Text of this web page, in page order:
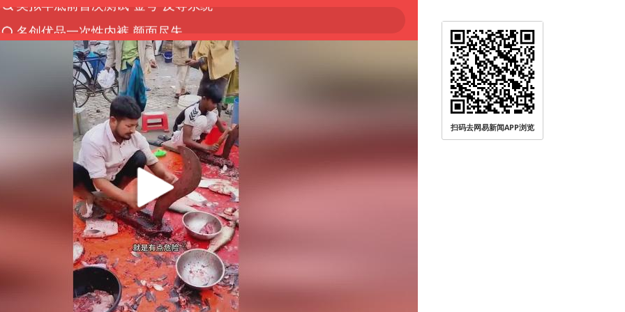
香港宏福苑火灾或由烟头引起
伊斯兰版北约来了吗
中国父女泰国骑摩托车坠崖1死1伤
网约车司机充电时猝死保险拒赔
浙江台州《告全体市民书》
四川宜宾3.4级地震
上半年国内居民出游人次34.63亿
演员田曦薇疑遭代拍围堵辱骂
陕西柞水泥石流已致2死 仍有1人失联
店主称换“青海拉面”招牌后生意更好
扫码去网易新闻APP浏览